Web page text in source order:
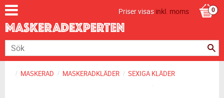
Priser visasinkl. moms
MASKERAD MASKERADKLÄDER SEXIGA KLÄDER